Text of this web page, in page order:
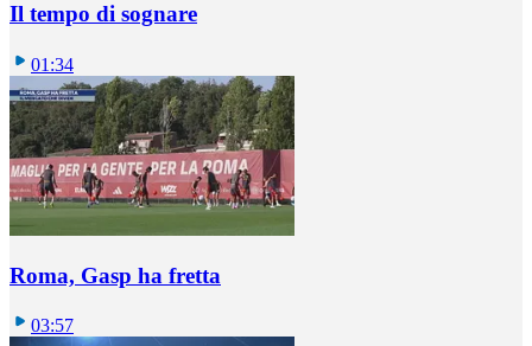
Il tempo di sognare
01:34
Roma, Gasp ha fretta
03:57